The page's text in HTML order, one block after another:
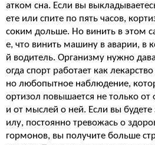
атком сна. Если вы
ете или спите по пять часов,
соким дольше. Но винить в этом
е, что винить машину в аварии, в
й водитель. Организму нужно
огда спорт работает как
но любопытное наблюдение,
ортизол повышается не только от
и от мыслей о ней. Если вы будете
илу, постоянно тревожась о
гормонов, вы получите больше